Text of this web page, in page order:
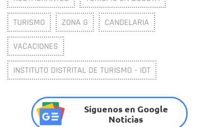
TURISMO ZONA G CANDELARIA
VACACIONES
INSTITUTO DISTRITAL DE TURISMO - IDT
Síguenos en Google
Noticias